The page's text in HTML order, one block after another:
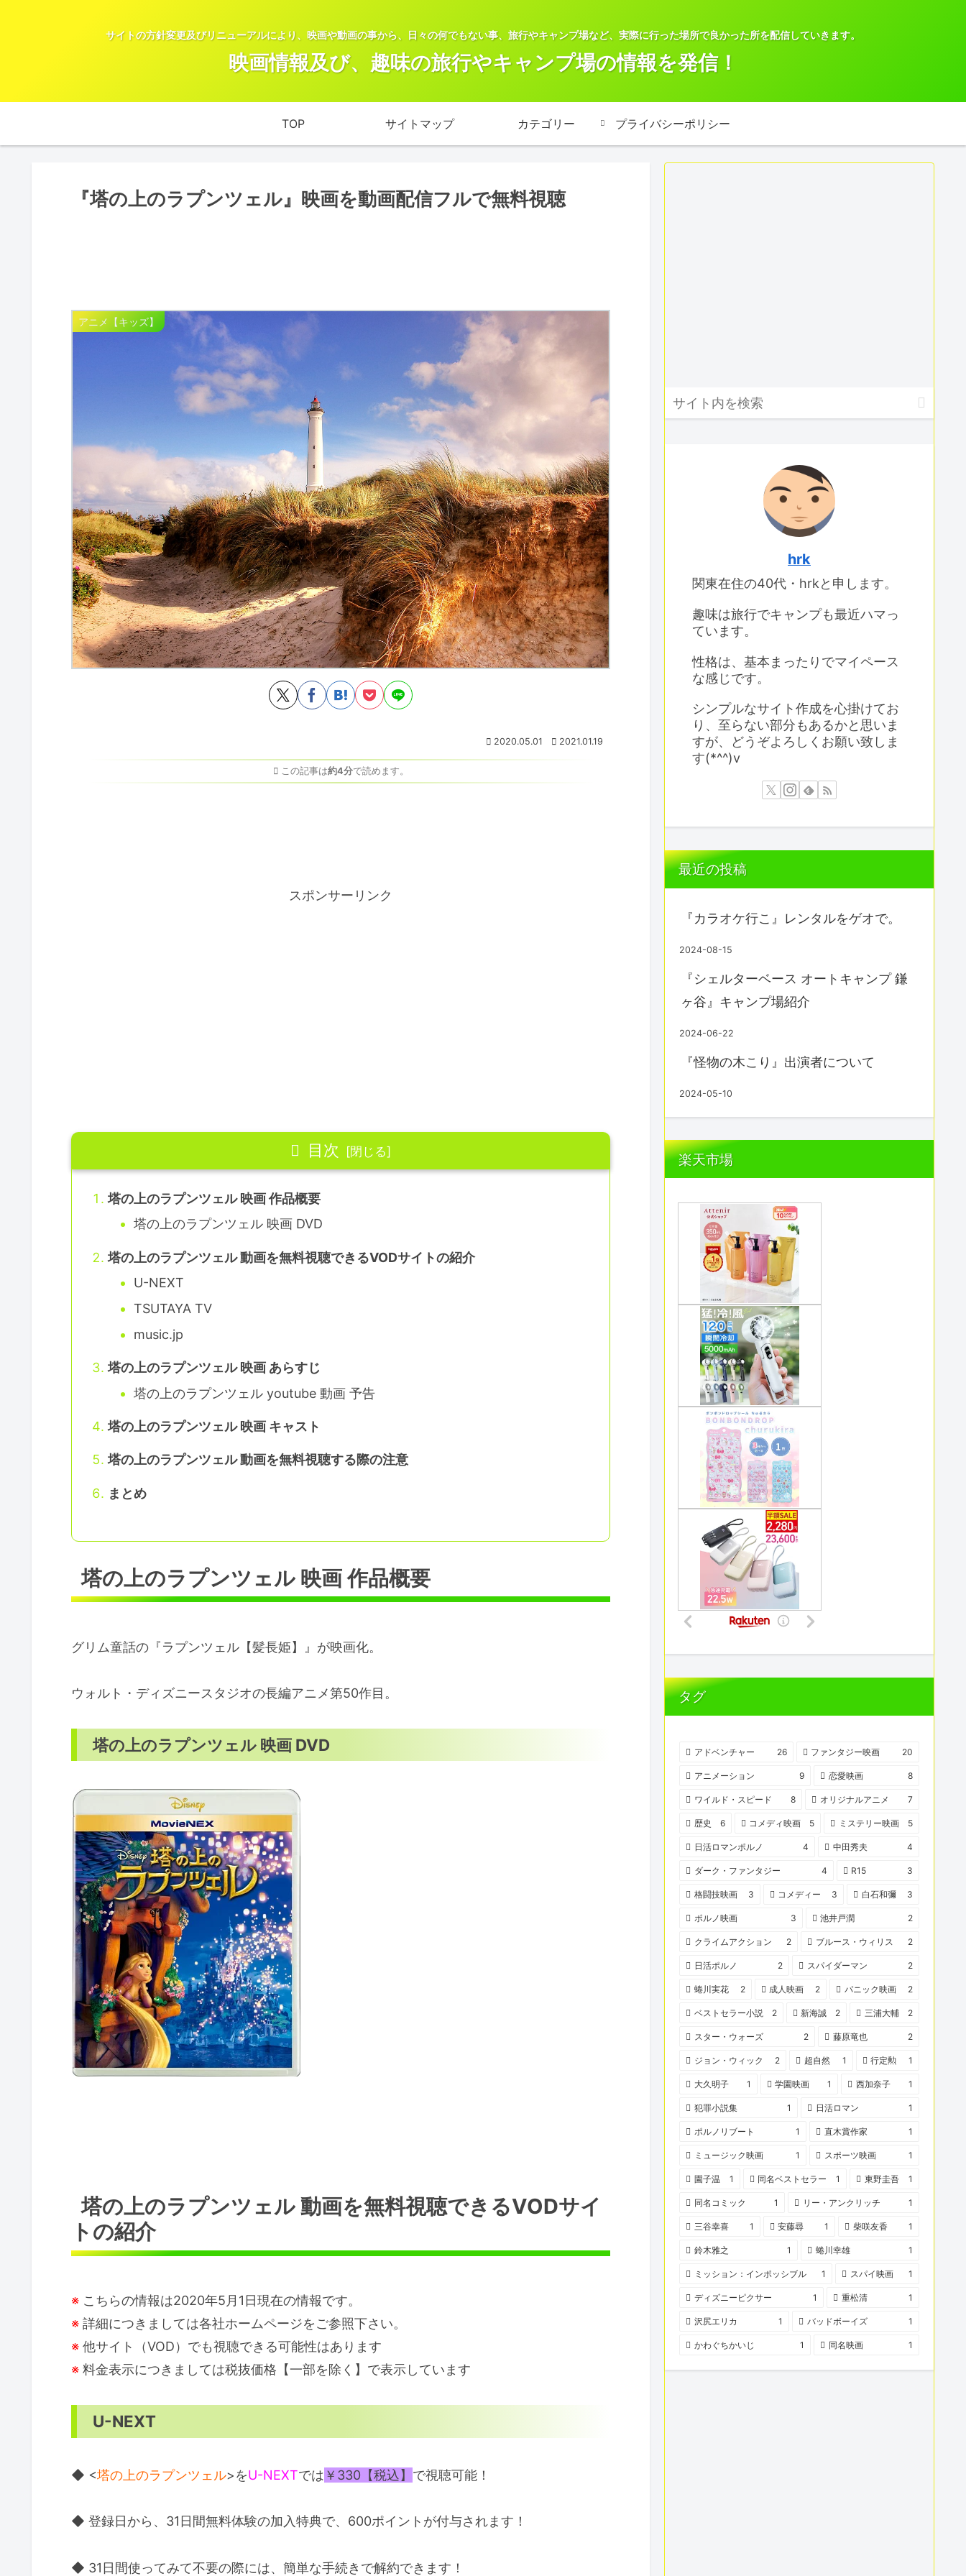
サイトの方針変更及びリニューアルにより、映画や動画の事から、日々の何でもない事、旅行やキャンプ場など、実際に行った場所で良かった所を配信していきます。
映画情報及び、趣味の旅行やキャンプ場の情報を発信！
TOP サイトマップ カテゴリー プライバシーポリシー
『塔の上のラプンツェル』映画を動画配信フルで無料視聴
アニメ【キッズ】
2020.05.01 2021.01.19
この記事は約4分で読めます。
スポンサーリンク
目次
塔の上のラプンツェル 映画 作品概要
塔の上のラプンツェル 映画 DVD
塔の上のラプンツェル 動画を無料視聴できるVODサイトの紹介
U-NEXT
TSUTAYA TV
music.jp
塔の上のラプンツェル 映画 あらすじ
塔の上のラプンツェル youtube 動画 予告
塔の上のラプンツェル 映画 キャスト
塔の上のラプンツェル 動画を無料視聴する際の注意
まとめ
塔の上のラプンツェル 映画 作品概要
グリム童話の『ラプンツェル【髪長姫】』が映画化。
ウォルト・ディズニースタジオの長編アニメ第50作目。
塔の上のラプンツェル 映画 DVD
塔の上のラプンツェル 動画を無料視聴できるVODサイ
トの紹介
※ こちらの情報は2020年5月1日現在の情報です。
※ 詳細につきましては各社ホームページをご参照下さい。
※ 他サイト（VOD）でも視聴できる可能性はあります
※ 料金表示につきましては税抜価格【一部を除く】で表示しています
U-NEXT
◆ <塔の上のラプンツェル>をU-NEXTでは ￥330【税込】 で視聴可能！
◆ 登録日から、31日間無料体験の加入特典で、600ポイントが付与されます！
◆ 31日間使ってみて不要の際には、簡単な手続きで解約できます！
hrk
関東在住の40代・hrkと申します。
趣味は旅行でキャンプも最近ハマっ
ています。
性格は、基本まったりでマイペース
な感じです。
シンプルなサイト作成を心掛けてお
り、至らない部分もあるかと思いま
すが、どうぞよろしくお願い致しま
す(*^^)v
最近の投稿
『カラオケ行こ』レンタルをゲオで。
2024-08-15
『シェルターベース オートキャンプ 鎌
ヶ谷』キャンプ場紹介
2024-06-22
『怪物の木こり』出演者について
2024-05-10
楽天市場
タグ
アドベンチャー 26 ファンタジー映画 20
アニメーション 9 恋愛映画 8
ワイルド・スピード 8 オリジナルアニメ 7
歴史 6 コメディ映画 5 ミステリー映画 5
日活ロマンポルノ 4 中田秀夫 4
ダーク・ファンタジー 4 R15 3
格闘技映画 3 コメディー 3 白石和彌 3
ポルノ映画 3 池井戸潤 2
クライムアクション 2 ブルース・ウィリス 2
日活ポルノ 2 スパイダーマン 2
蜷川実花 2 成人映画 2 パニック映画 2
ベストセラー小説 2 新海誠 2 三浦大輔 2
スター・ウォーズ 2 藤原竜也 2
ジョン・ウィック 2 超自然 1 行定勲 1
大久明子 1 学園映画 1 西加奈子 1
犯罪小説集 1 日活ロマン 1
ポルノリブート 1 直木賞作家 1
ミュージック映画 1 スポーツ映画 1
園子温 1 同名ベストセラー 1 東野圭吾 1
同名コミック 1 リー・アンクリッチ 1
三谷幸喜 1 安藤尋 1 柴咲友香 1
鈴木雅之 1 蜷川幸雄 1
ミッション：インポッシブル 1 スパイ映画 1
ディズニーピクサー 1 重松清 1
沢尻エリカ 1 バッドボーイズ 1
かわぐちかいじ 1 同名映画 1